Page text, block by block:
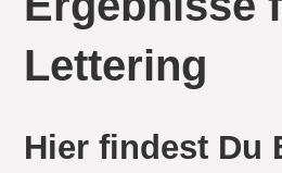
Lettering
Hier findest Du